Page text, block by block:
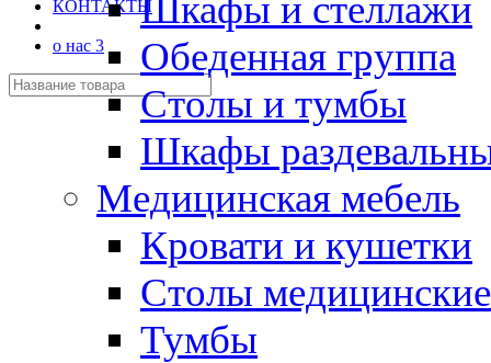
КОНТАКТЫ
о нас 3
Шкафы и стеллажи
Обеденная группа
Столы и тумбы
Шкафы
Медицинская мебель
Кровати и кушетки
Столы медицинские
Тумбы